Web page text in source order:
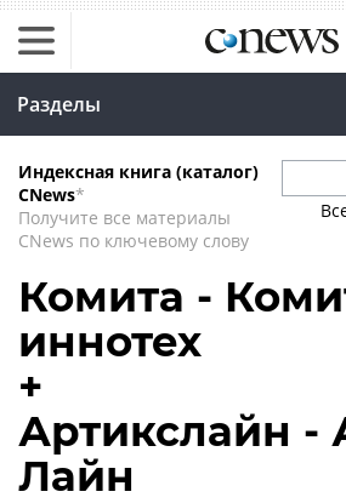
Разделы
Индексная книга (каталог)
CNews*
Получите все материалы
CNews по ключевому слову
Комита -
иннотех
+
Артикслайн -
Лайн